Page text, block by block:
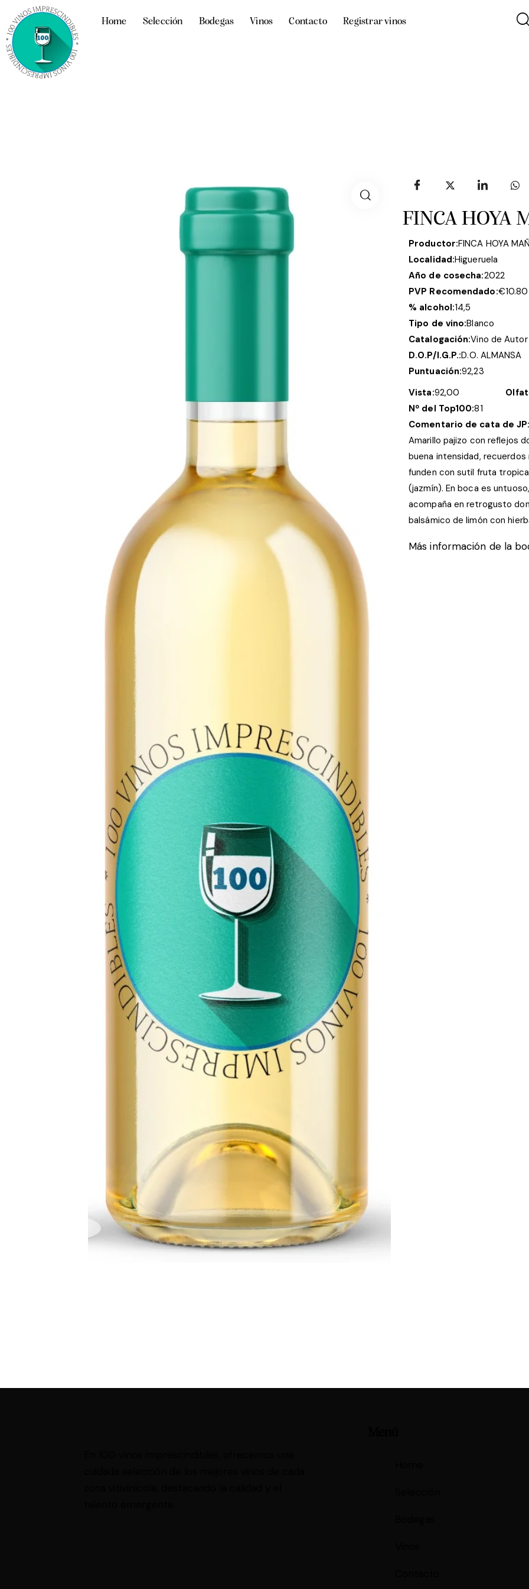
Home Selección Bodegas Vinos Contacto Registrar vinos
FINCA HOYA
Productor:FINCA HOYA
Localidad:Higueruela
Año de cosecha:2022
PVP Recomendado:€10.80
% alcohol:14,5
Tipo de vino:Blanco
Catalogación:Vino de Autor
D.O.P/I.G.P.:D.O. ALMANSA
Puntuación:92,23
Vista:92,00
Nº del Top100:81
Comentario de cata de JP:
Amarillo pajizo con reflejos
buena intensidad,
funden con sutil fruta
(jazmín). En boca es
acompaña en retrogusto
balsámico de limón con
Más información de la